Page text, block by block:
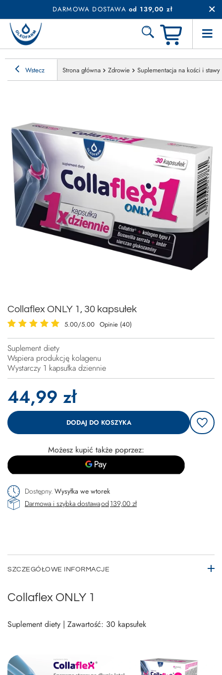
DARMOWA DOSTAWA od 139,00 zł
Wstecz Strona główna Zdrowie Suplementacja na kości i stawy
Collaflex ONLY 1, 30 kapsułek
5.00/5.00 Opinie (40)
Suplement diety
Wspiera produkcję kolagenu
Wystarczy 1 kapsułka dziennie
44,99 zł
DODAJ DO KOSZYKA
Możesz kupić także poprzez:
Dostępny Wysyłka we wtorek
Darmowa i szybka dostawaod 139,00 zł
SZCZEGÓŁOWE INFORMACJE
Collaflex ONLY 1
Suplement diety | Zawartość: 30 kapsułek